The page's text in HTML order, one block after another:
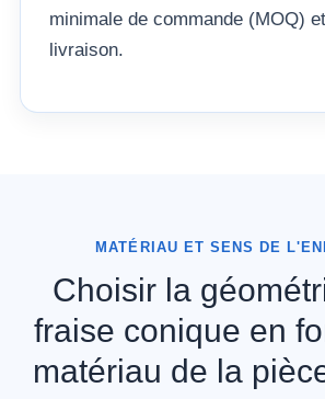
minimale de commande (MOQ)
livraison.
MATÉRIAU ET SENS DE
Choisir la
fraise conique en
matériau de la